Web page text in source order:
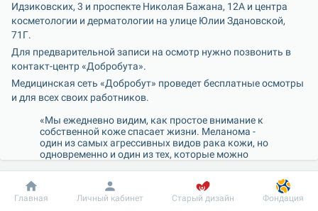
Идзиковских, 3 и проспекте Николая Бажана, 12А и центра
косметологии и дерматологии на улице Юлии Здановской,
71Г.
Для предварительной записи на осмотр нужно позвонить в
контакт-центр «Добробута».
Медицинская сеть «Добробут» проведет бесплатные осмотры
и для всех своих работников.
«Мы ежедневно видим, как простое внимание к
собственной коже спасает жизни. Меланома -
один из самых агрессивных видов рака кожи, но
одновременно и один из тех, которые можно
базовых правил «солнечной безопасности».Часто
мы не задумываемся о солнцезащите в
Добробут Информация Пациенту
Главная Личный кабинет Старый дизайн Фондация